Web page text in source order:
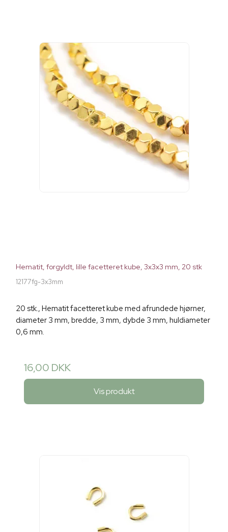
Hematit, forgyldt, lille facetteret kube, 3x3x3 mm, 20 stk
12177fg-3x3mm
20 stk., Hematit facetteret kube med afrundede hjørner,
diameter 3 mm, bredde, 3 mm, dybde 3 mm, huldiameter
0,6 mm.
16,00 DKK
Vis produkt